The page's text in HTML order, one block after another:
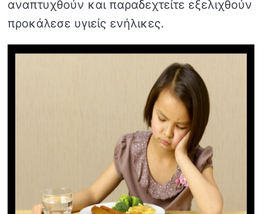
αναπτυχθούν και παραδεχτείτε εξελιχθούν
προκάλεσε υγιείς ενήλικες.